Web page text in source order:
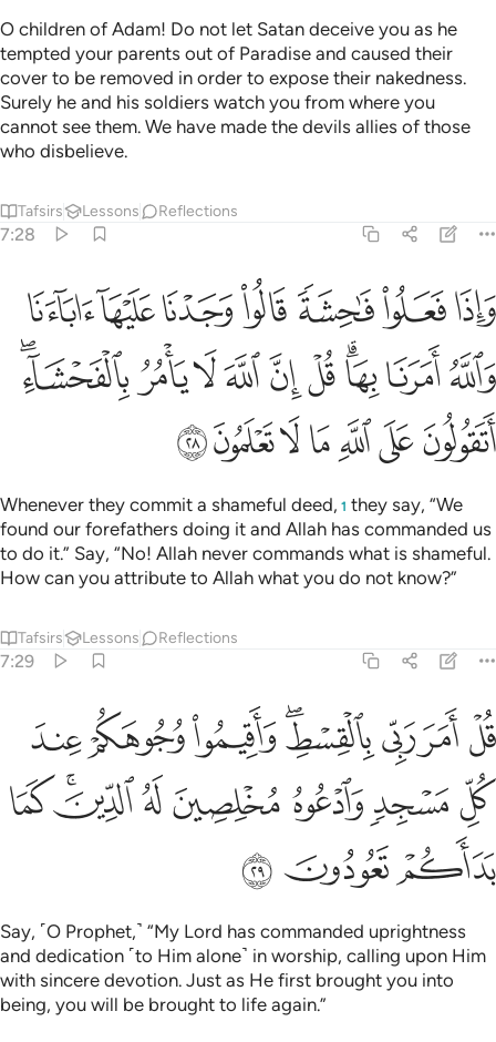
O children of Adam! Do not let Satan deceive you as he
tempted your parents out of Paradise and caused their
cover to be removed in order to expose their nakedness.
Surely he and his soldiers watch you from where you
cannot see them. We have made the devils allies of those
who disbelieve.
Tafsirs Lessons Reflections
7:28
واذا فعلوا فاحشة قالوا وجدنا عليها اباءنا والله امرنا بها قل ان الله لا
وَإِذَا فَعَلُوا۟ فَـٰحِشَةًۭ قَالُوا۟ وَجَدْنَا عَلَيْهَآ ءَابَآءَنَا وَٱللَّهُ أَمَرَنَا بِهَا ۗ قُلْ إِنَّ
ﲛﲜﲝﲞﲟﲠﲡ
ﲢﲣﲤﲥﲦﲧﲨﲩﲪﲫﲬ
ﲭﲮﲯﲰﲱﲲﲳ
Whenever they commit a shameful deed, 1 they say, “We
found our forefathers doing it and Allah has commanded us
to do it.” Say, “No! Allah never commands what is shameful.
How can you attribute to Allah what you do not know?”
Tafsirs Lessons Reflections
7:29
قل امر ربي بالقسط واقيموا وجوهكم عند كل مسجد وادعوه مخلصين له
قُلْ أَمَرَ رَبِّى بِٱلْقِسْطِ ۖ وَأَقِيمُوا۟ وُجُوهَكُمْ عِندَ كُلِّ مَسْجِدٍۢ وَٱدْعُوهُ مُخْلِصِينَ لَهُ
ﲴﲵﲶﲷﲸﲹﲺﲻ
ﲼﲽﲾ ﲿﳀﳁﳂﳃ
ﳄﳅ ﳆ
Say, ˹O Prophet,˺ “My Lord has commanded uprightness
and dedication ˹to Him alone˺ in worship, calling upon Him
with sincere devotion. Just as He first brought you into
being, you will be brought to life again.”